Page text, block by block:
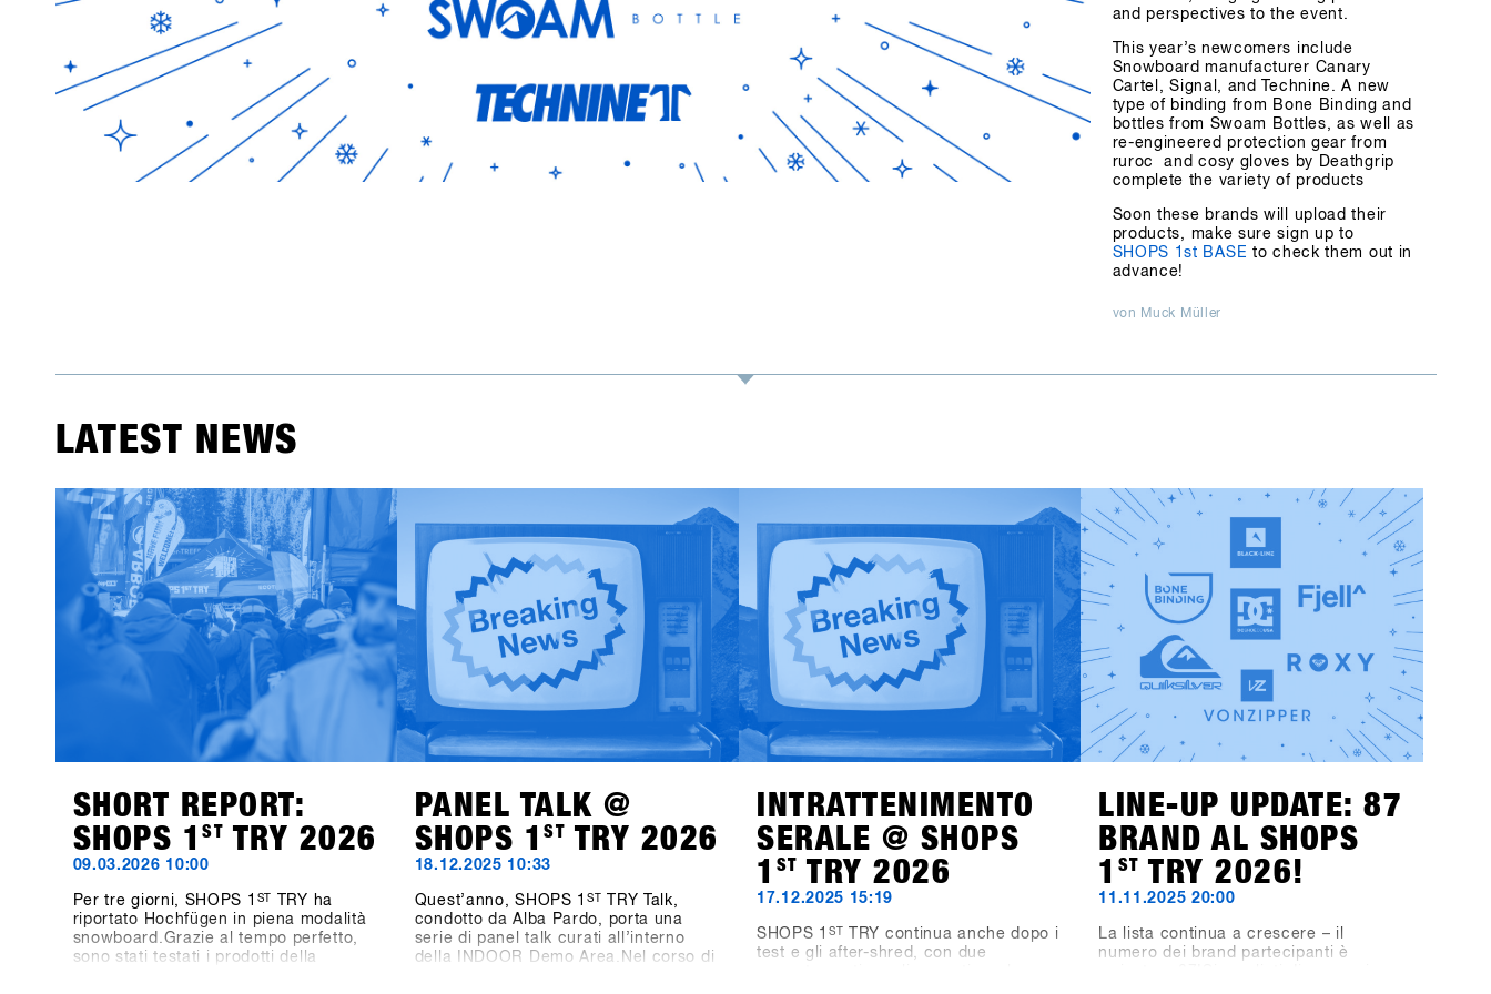
and perspectives to the event.
This year’s newcomers include
Snowboard manufacturer Canary
Cartel, Signal, and Technine. A new
type of binding from Bone Binding and
bottles from Swoam Bottles, as well as
re-engineered protection gear from
ruroc and cosy gloves by Deathgrip
complete the variety of products
Soon these brands will upload their
products, make sure sign up to
SHOPS 1st BASE to check them out in
advance!
von Muck Müller
LATEST NEWS
SHORT REPORT:
SHOPS 1
ST TRY 2026
09.03.2026 10:00
Per tre giorni, SHOPS 1 ST
TRY ha
riportato Hochfügen in piena modalità
snowboard.Grazie al tempo perfetto,
sono stati testati i prodotti della
PANEL TALK @
SHOPS 1ST TRY 2026
18.12.2025 10:33
Quest’anno, SHOPS 1ST
TRY Talk,
condotto da Alba Pardo, porta una
serie di panel talk curati all’interno
della INDOOR Demo Area.Nel corso di
INTRATTENIMENTO
SERALE @ SHOPS
1
ST TRY 2026
17.12.2025 15:19
SHOPS 1 ST
TRY continua anche dopo i
test e gli after-shred, con due
LINE-UP UPDATE: 87
BRAND AL SHOPS
1
ST TRY 2026!
11.11.2025 20:00
La lista continua a crescere – il
numero dei brand partecipanti è